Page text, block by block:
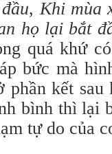
,Khi mùa
họ lại bắt
quá khứ
bức mà
kết
bình thì lại
tự do của